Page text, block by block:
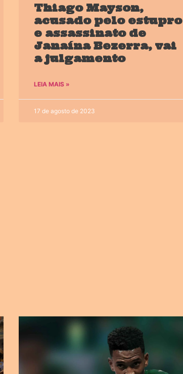
Thiago Mayson,
acusado pelo estupro
e assassinato de
Janaína Bezerra, vai
a julgamento
LEIA MAIS »
17 de agosto de 2023